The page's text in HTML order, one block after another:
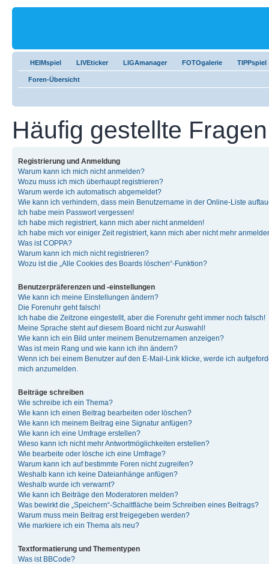
HEIMspiel LIVEticker LIGAmanager FOTOgalerie TIPPspiel
Foren-Übersicht
Häufig gestellte Fragen
Registrierung und Anmeldung
Warum kann ich mich nicht anmelden?
Wozu muss ich mich überhaupt registrieren?
Warum werde ich automatisch abgemeldet?
Wie kann ich verhindern, dass mein Benutzername in der Online-Liste
Ich habe mein Passwort vergessen!
Ich habe mich registriert, kann mich aber nicht anmelden!
Ich habe mich vor einiger Zeit registriert, kann mich aber nicht mehr
Was ist COPPA?
Warum kann ich mich nicht registrieren?
Wozu ist die „Alle Cookies des Boards löschen“-Funktion?
Benutzerpräferenzen und -einstellungen
Wie kann ich meine Einstellungen ändern?
Die Forenuhr geht falsch!
Ich habe die Zeitzone eingestellt, aber die Forenuhr geht immer noch falsch!
Meine Sprache steht auf diesem Board nicht zur Auswahl!
Wie kann ich ein Bild unter meinem Benutzernamen anzeigen?
Was ist mein Rang und wie kann ich ihn ändern?
Wenn ich bei einem Benutzer auf den E-Mail-Link klicke, werde ich
mich anzumelden.
Beiträge schreiben
Wie schreibe ich ein Thema?
Wie kann ich einen Beitrag bearbeiten oder löschen?
Wie kann ich meinem Beitrag eine Signatur anfügen?
Wie kann ich eine Umfrage erstellen?
Wieso kann ich nicht mehr Antwortmöglichkeiten erstellen?
Wie bearbeite oder lösche ich eine Umfrage?
Warum kann ich auf bestimmte Foren nicht zugreifen?
Weshalb kann ich keine Dateianhänge anfügen?
Weshalb wurde ich verwarnt?
Wie kann ich Beiträge den Moderatoren melden?
Was bewirkt die „Speichern“-Schaltfläche beim Schreiben eines Beitrags?
Warum muss mein Beitrag erst freigegeben werden?
Wie markiere ich ein Thema als neu?
Textformatierung und Thementypen
Was ist BBCode?